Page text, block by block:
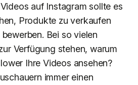
auf Instagram sollte es
Produkte zu verkaufen
Bei so vielen
Verfügung stehen, warum
Ihre Videos ansehen?
immer einen